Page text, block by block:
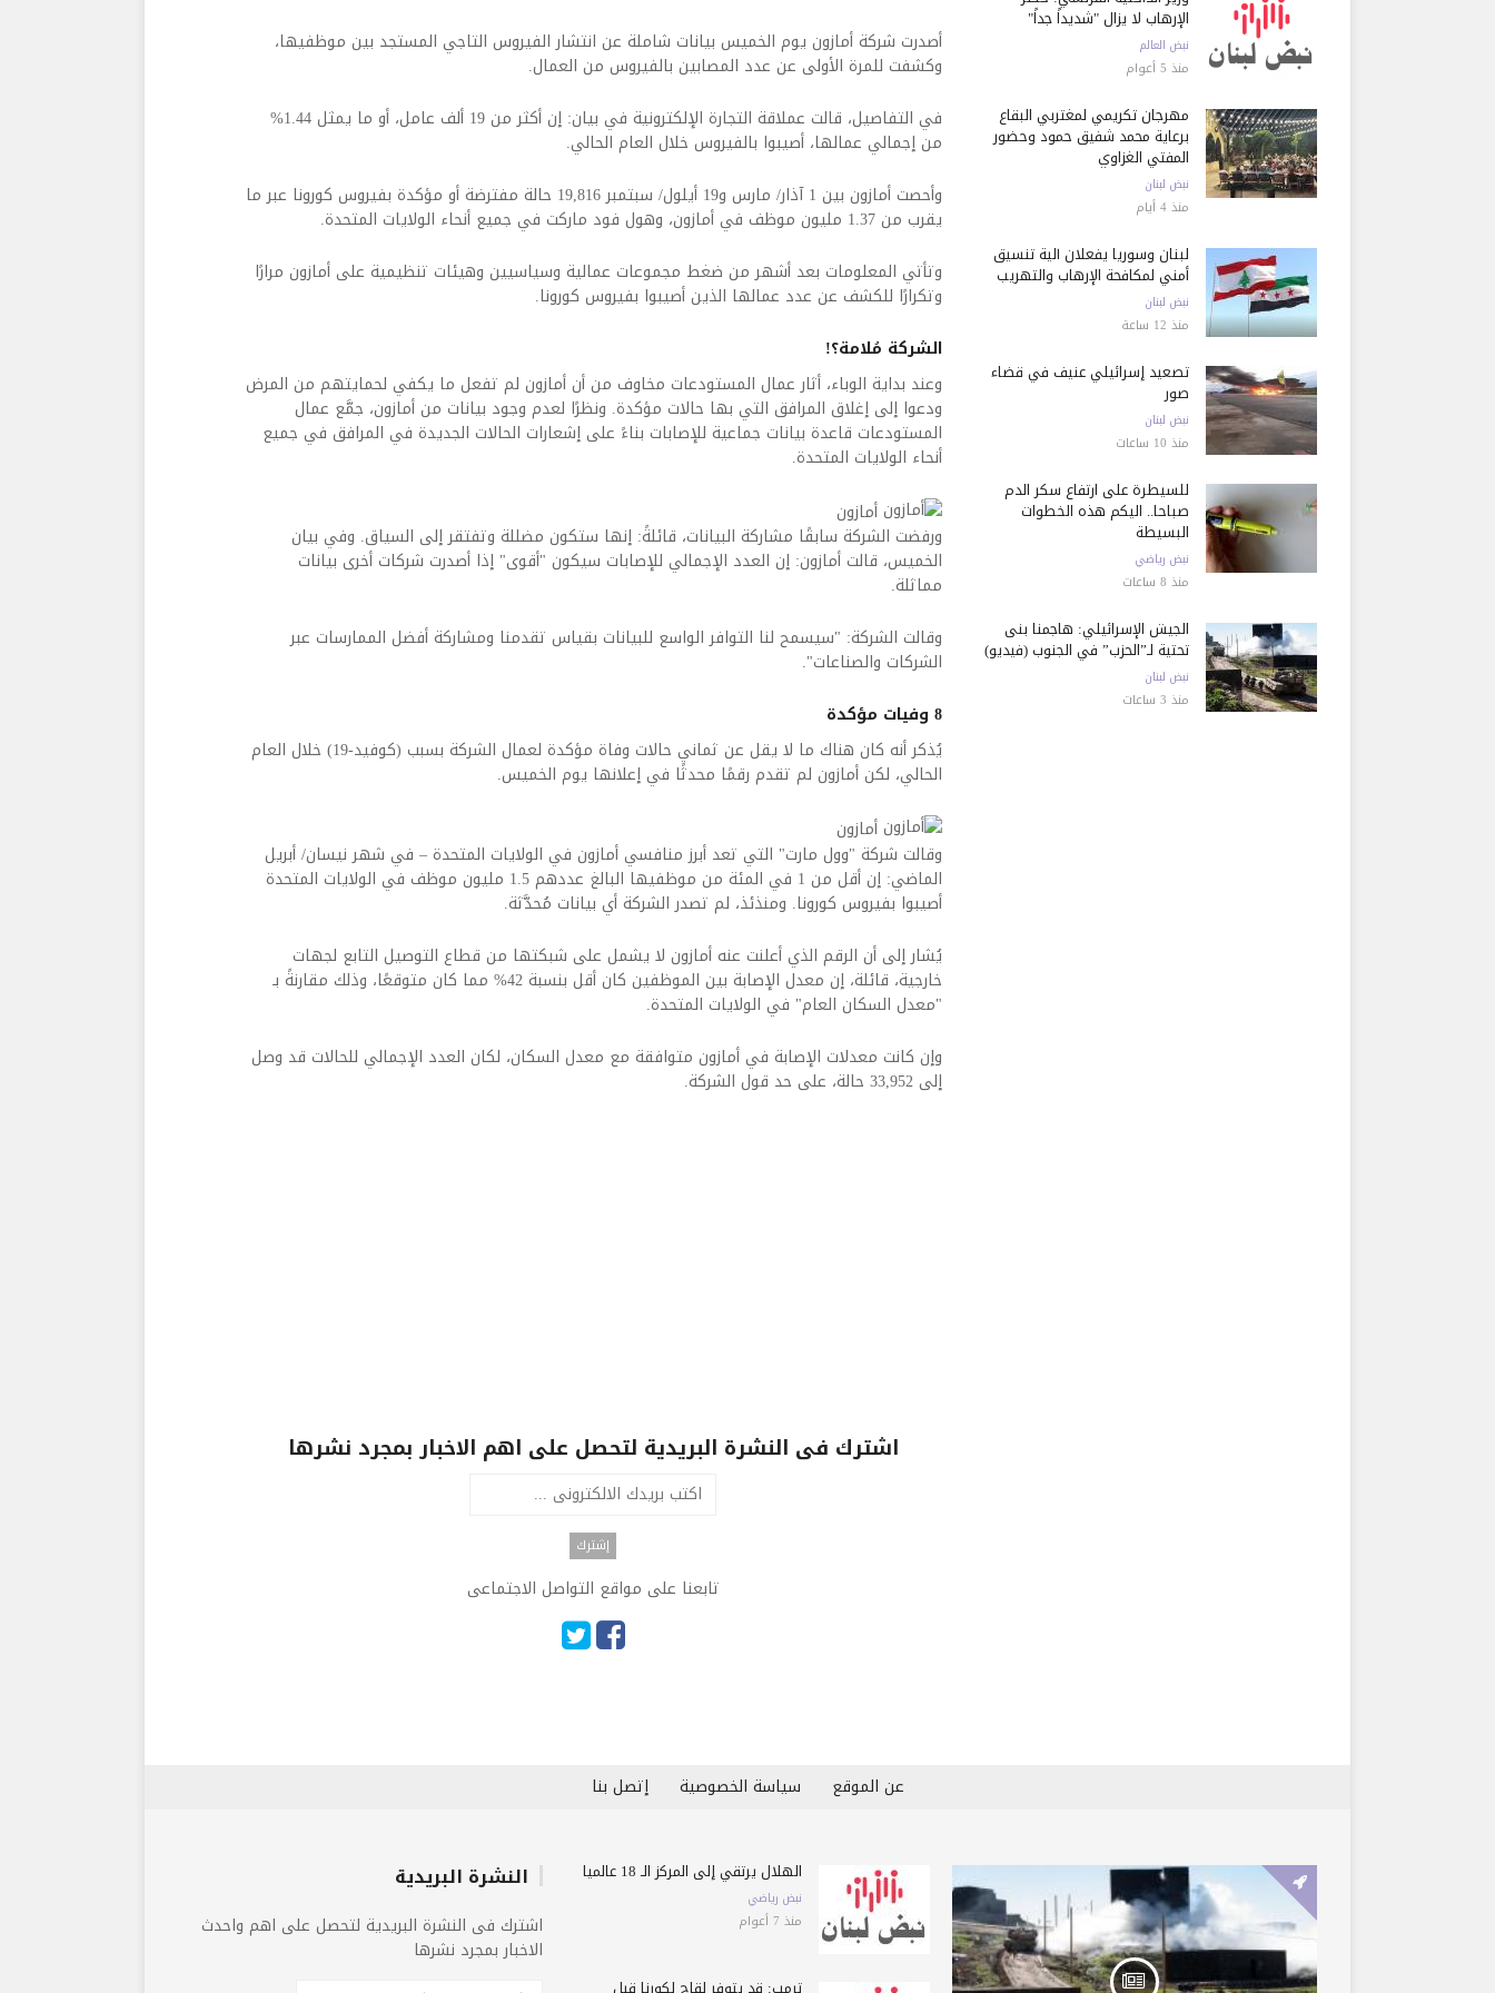
أصدرت شركة أمازون يوم الخميس بيانات شاملة عن انتشار الفيروس التاجي المستجد بين موظفيها،
وكشفت للمرة الأولى عن عدد المصابين بالفيروس من العمال.
في التفاصيل، قالت عملاقة التجارة الإلكترونية في بيان: إن أكثر من 19 ألف عامل، أو ما يمثل 1.44%
من إجمالي عمالها، أصيبوا بالفيروس خلال العام الحالي.
وأحصت أمازون بين 1 آذار/ مارس و19 أيلول/ سبتمبر 19,816 حالة مفترضة أو مؤكدة بفيروس كورونا عبر ما
يقرب من 1.37 مليون موظف في أمازون، وهول فود ماركت في جميع أنحاء الولايات المتحدة.
وتأتي المعلومات بعد أشهر من ضغط مجموعات عمالية وسياسيين وهيئات تنظيمية على أمازون مرارًا
وتكرارًا للكشف عن عدد عمالها الذين أصيبوا بفيروس كورونا.
الشركة مُلامة؟!
وعند بداية الوباء، أثار عمال المستودعات مخاوف من أن أمازون لم تفعل ما يكفي لحمايتهم من المرض
ودعوا إلى إغلاق المرافق التي بها حالات مؤكدة. ونظرًا لعدم وجود بيانات من أمازون، جمَّع عمال
المستودعات قاعدة بيانات جماعية للإصابات بناءً على إشعارات الحالات الجديدة في المرافق في جميع
أنحاء الولايات المتحدة.
أمازون
ورفضت الشركة سابقًا مشاركة البيانات، قائلةً: إنها ستكون مضللة وتفتقر إلى السياق. وفي بيان
الخميس، قالت أمازون: إن العدد الإجمالي للإصابات سيكون "أقوى" إذا أصدرت شركات أخرى بيانات
مماثلة.
وقالت الشركة: "سيسمح لنا التوافر الواسع للبيانات بقياس تقدمنا ومشاركة أفضل الممارسات عبر
الشركات والصناعات".
8 وفيات مؤكدة
يُذكر أنه كان هناك ما لا يقل عن ثماني حالات وفاة مؤكدة لعمال الشركة بسبب (كوفيد-19) خلال العام
الحالي، لكن أمازون لم تقدم رقمًا محدثًا في إعلانها يوم الخميس.
أمازون
وقالت شركة "وول مارت" التي تعد أبرز منافسي أمازون في الولايات المتحدة – في شهر نيسان/ أبريل
الماضي: إن أقل من 1 في المئة من موظفيها البالغ عددهم 1.5 مليون موظف في الولايات المتحدة
أصيبوا بفيروس كورونا. ومنذئذ، لم تصدر الشركة أي بيانات مُحدَّثة.
يُشار إلى أن الرقم الذي أعلنت عنه أمازون لا يشمل على شبكتها من قطاع التوصيل التابع لجهات
خارجية، قائلة، إن معدل الإصابة بين الموظفين كان أقل بنسبة 42% مما كان متوقعًا، وذلك مقارنةً بـ
"معدل السكان العام" في الولايات المتحدة.
وإن كانت معدلات الإصابة في أمازون متوافقة مع معدل السكان، لكان العدد الإجمالي للحالات قد وصل
إلى 33,952 حالة، على حد قول الشركة.
اشترك فى النشرة البريدية لتحصل على اهم الاخبار بمجرد نشرها
تابعنا على مواقع التواصل الاجتماعى
الإرهاب لا يزال "شديداً جداً"
نبض العالم
منذ 5 أعوام
مهرجان تكريمي لمغتربي البقاع
برعاية محمد شفيق حمود وحضور
المفتي الغزاوي
نبض لبنان
منذ 4 أيام
لبنان وسوريا يفعلان آلية تنسيق
أمني لمكافحة الإرهاب والتهريب
نبض لبنان
منذ 12 ساعة
تصعيد إسرائيلي عنيف في قضاء
صور
نبض لبنان
منذ 10 ساعات
للسيطرة على ارتفاع سكر الدم
صباحا.. اليكم هذه الخطوات
البسيطة
نبض رياضي
منذ 8 ساعات
الجيش الإسرائيلي: هاجمنا بنى
تحتية لـ”الحزب” في الجنوب (فيديو)
نبض لبنان
منذ 3 ساعات
عن الموقع سياسة الخصوصية إتصل بنا
الهلال يرتقي إلى المركز الـ 18 عالمياً
نبض رياضي
منذ 7 أعوام
النشرة البريدية
اشترك فى النشرة البريدية لتحصل على اهم واحدث
الاخبار بمجرد نشرها